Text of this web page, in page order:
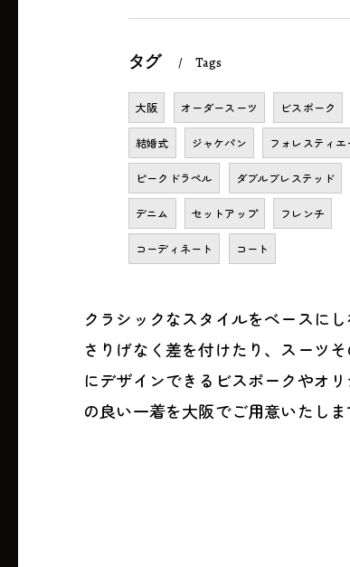
タグ Tags
大阪 オーダースーツ ビスポーク
結婚式 ジャケパン フォレスティエ
ピークドラペル ダブルブレステッド
デニム セットアップ フレンチ
コーディネート コート
クラシックなスタイルをベースに
さりげなく差を付けたり、スーツ
にデザインできるビスポークやオ
の良い一着を大阪でご用意いたしま